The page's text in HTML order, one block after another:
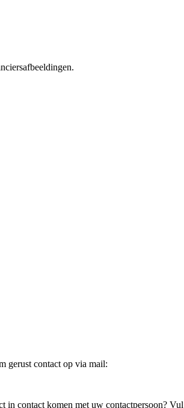
gerust contact op via mail:
contact komen met uw contactpersoon?